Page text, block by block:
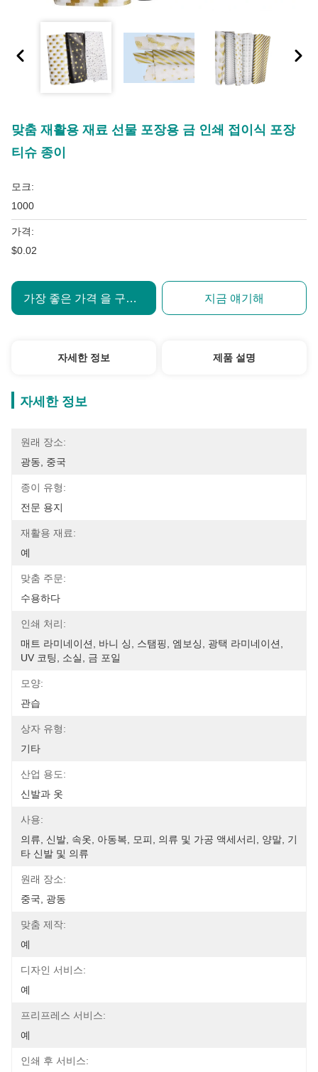
맞춤 재활용 재료 선물 포장용 금 인쇄 접이식 포장
티슈 종이
모크:
1000
가격:
$0.02
가장 좋은 가격 을 구하라 지금 얘기해
자세한 정보 제품 설명
자세한 정보
원래 장소:
광동, 중국
종이 유형:
전문 용지
재활용 재료:
예
맞춤 주문:
수용하다
인쇄 처리:
매트 라미네이션, 바니 싱, 스탬핑, 엠보싱, 광택 라미네이션,
UV 코팅, 소실, 금 포일
모양:
관습
상자 유형:
기타
산업 용도:
신발과 옷
사용:
의류, 신발, 속옷, 아동복, 모피, 의류 및 가공 액세서리, 양말, 기
타 신발 및 의류
원래 장소:
중국, 광동
맞춤 제작:
예
디자인 서비스:
예
프리프레스 서비스:
예
인쇄 후 서비스: